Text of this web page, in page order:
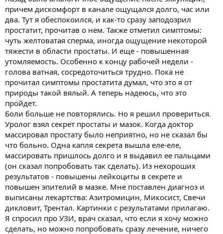
причем дискомфорт в канале ощущался долго, час или
два. Тут я обеспокоился, и как-то сразу заподозрил
простатит, прочитав о нем. Также отметил симптомы:
чуть желтоватая сперма, иногда ощущение некоторой
тяжести в области простаты. И еще - повышенная
утомляемость. Особенно к концу рабочей недели -
голова ватная, сосредоточиться трудно. Пока не
прочитал симптомы простатита думал, что это я от
природы такой вялый. А теперь надеюсь, что это
пройдет.
Боли больше не повторялись. Но я решил провериться.
Уролог взял секрет простаты и мазок. Когда доктор
массировал простату было неприятно, но не сказал бы
что больно. Одна капля секрета вышла еле-еле,
массировать пришлось долго и я выдавил ее пальцами
(он сказал попробовать так сделать). Из нехороших
результатов - повышены лейкоциты в секрете и
повышен эпителий в мазке. Мне поставлен диагноз и
выписаны лекартства: Азитромицин, Микосист, Свечи
дикловит, Трентал. Картинки с результатами прилагаю.
Я спросил про УЗИ, врач сказал, что если я хочу можно
сделать, но можно попробовать сразу лечение, ничего